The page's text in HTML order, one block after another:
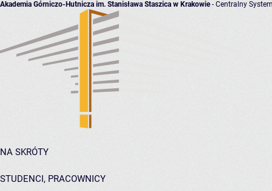
Akademia Górniczo-Hutnicza im. Stanisława Staszica w Krakowie- Centralny
NA SKRÓTY
STUDENCI, PRACOWNICY